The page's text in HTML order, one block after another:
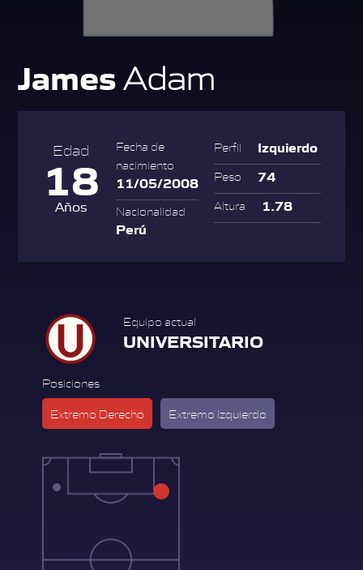
JamesAdam
Edad
18
Años
Fecha de
nacimiento
11/05/2008
Nacionalidad
Perú
Perfil Izquierdo
Peso 74
Altura 1.78
Equipo actual
UNIVERSITARIO
Posiciones
Extremo Derecho Extremo Izquierdo